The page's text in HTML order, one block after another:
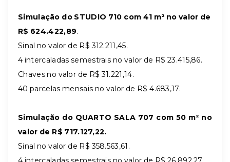
Simulação do STUDIO 710 com 41 m² no valor de
R$ 624.422,89.
Sinal no valor de R$ 312.211,45.
4 intercaladas semestrais no valor de R$ 23.415,86.
Chaves no valor de R$ 31.221,14.
40 parcelas mensais no valor de R$ 4.683,17.
Simulação do QUARTO SALA 707 com 50 m² no
valor de R$ 717.127,22.
Sinal no valor de R$ 358.563,61.